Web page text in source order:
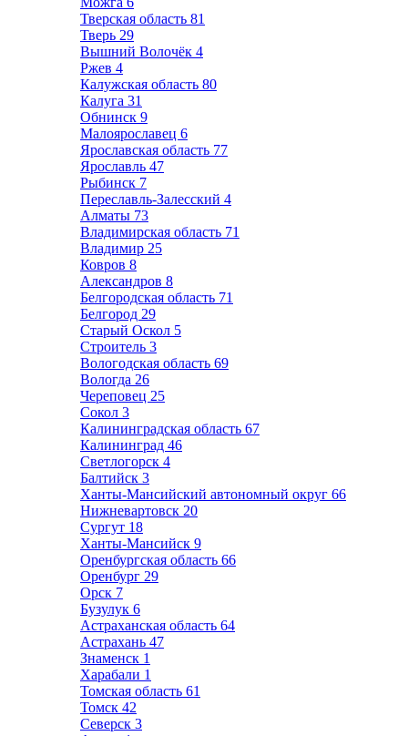
Тверская область 81
Тверь 29
Вышний Волочёк 4
Ржев 4
Калужская область 80
Калуга 31
Обнинск 9
Малоярославец 6
Ярославская область 77
Ярославль 47
Рыбинск 7
Переславль-Залесский 4
Алматы 73
Владимирская область 71
Владимир 25
Ковров 8
Александров 8
Белгородская область 71
Белгород 29
Старый Оскол 5
Строитель 3
Вологодская область 69
Вологда 26
Череповец 25
Сокол 3
Калининградская область 67
Калининград 46
Светлогорск 4
Балтийск 3
Ханты-Мансийский автономный округ 66
Нижневартовск 20
Сургут 18
Ханты-Мансийск 9
Оренбургская область 66
Оренбург 29
Орск 7
Бузулук 6
Астраханская область 64
Астрахань 47
Знаменск 1
Харабали 1
Томская область 61
Томск 42
Северск 3